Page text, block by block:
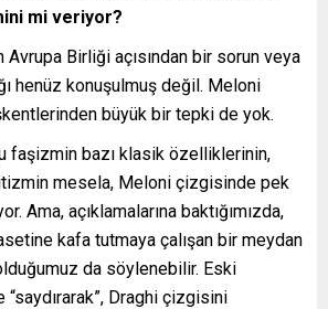
mi veriyor?
Birliği açısından bir sorun veya
henüz konuşulmuş değil. Meloni
büyük bir tepki de yok.
faşizmin bazı klasik özelliklerinin,
mesela, Meloni çizgisinde pek
Ama, açıklamalarına baktığımızda,
kafa tutmaya çalışan bir meydan
da söylenebilir. Eski
“saydırarak”, Draghi çizgisini